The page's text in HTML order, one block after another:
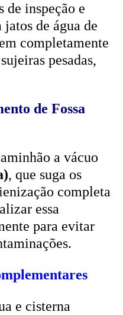
de inspeção e
de água de
completamente
pesadas,
de Fossa
a vácuo
, que suga os
completa
essa
para evitar
e cisterna